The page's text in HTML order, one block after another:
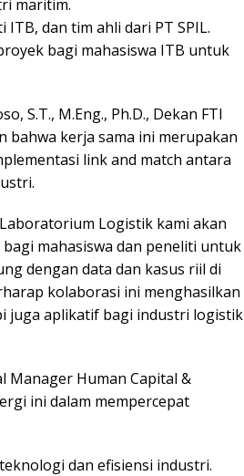
maritim.
dan tim ahli dari PT SPIL.
bagi mahasiswa ITB untuk
S.T., M.Eng., Ph.D., Dekan FTI
bahwa kerja sama ini merupakan
link and match antara
Logistik kami akan
mahasiswa dan peneliti untuk
dengan data dan kasus riil di
kolaborasi ini menghasilkan
juga aplikatif bagi industri logistik
Manager Human Capital &
ini dalam mempercepat
dan efisiensi industri.